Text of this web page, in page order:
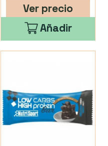
Ver precio
Añadir